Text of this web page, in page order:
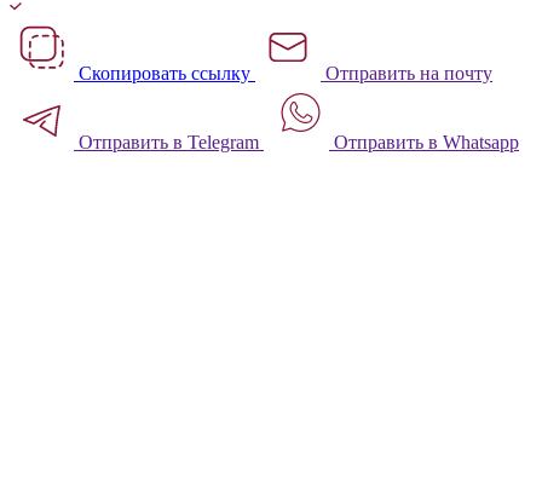
Скопировать ссылку Отправить на почту
Отправить в Telegram Отправить в Whatsapp